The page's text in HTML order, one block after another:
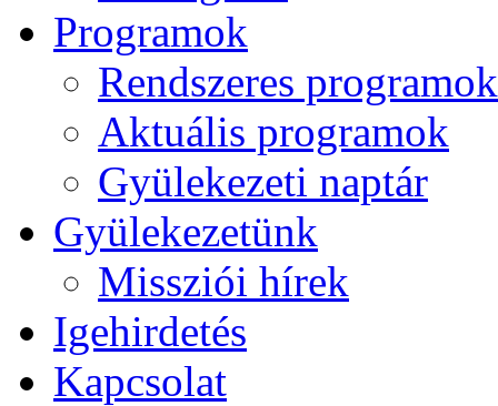
Programok
Rendszeres programok
Aktuális programok
Gyülekezeti naptár
Gyülekezetünk
Missziói hírek
Igehirdetés
Kapcsolat